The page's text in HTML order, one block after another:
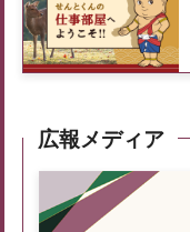
広報メディア